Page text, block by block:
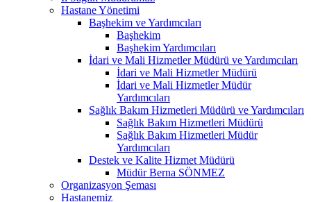
Hastane Yönetimi
Başhekim ve Yardımcıları
Başhekim
Başhekim Yardımcıları
İdari ve Mali Hizmetler Müdürü ve Yardımcıları
İdari ve Mali Hizmetler Müdürü
İdari ve Mali Hizmetler Müdür
Yardımcıları
Sağlık Bakım Hizmetleri Müdürü ve Yardımcıları
Sağlık Bakım Hizmetleri Müdürü
Sağlık Bakım Hizmetleri Müdür
Yardımcıları
Destek ve Kalite Hizmet Müdürü
Müdür Berna SÖNMEZ
Organizasyon Şeması
Hastanemiz